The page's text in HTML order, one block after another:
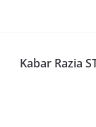
Kabar Razia